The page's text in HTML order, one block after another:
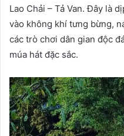
Lao Chải – Tả Van. Đây là
vào không khí tưng bừng,
các trò chơi dân gian độc
múa hát đặc sắc.